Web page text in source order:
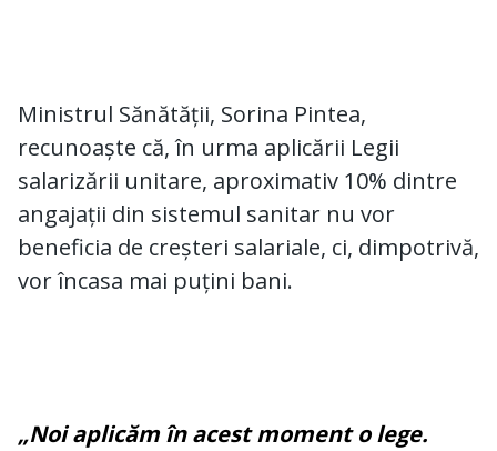
Ministrul Sănătății, Sorina Pintea,
recunoaște că, în urma aplicării Legii
salarizării unitare, aproximativ 10% dintre
angajații din sistemul sanitar nu vor
beneficia de creșteri salariale, ci, dimpotrivă,
vor încasa mai puțini bani.
„Noi aplicăm în acest moment o lege.